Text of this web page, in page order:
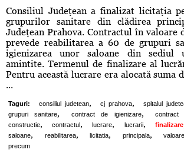
Consiliul Judeţean a finalizat licitaţia
grupurilor sanitare din clădirea
Judeţean Prahova. Contractul în valoare
prevede reabilitarea a 60 de grupuri
igienizarea unor saloane din sediul
amintite. Termenul de finalizare al
Pentru această lucrare era alocată suma
...
Taguri: consiliul judetean, cj prahova, spitalul
grupuri sanitare, contract de igienizare, contract
constructie, contractul , lucrare, lucrarii, finalizare
saloane, reabilitarea, licitatia, principala, valoare
precum